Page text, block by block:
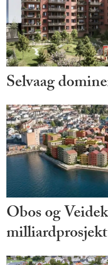
Selvaag
Obos og